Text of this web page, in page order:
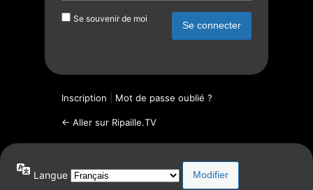
Se souvenir de moi
Inscription Mot de passe oublié ?
← Aller sur Ripaille.TV
Langue